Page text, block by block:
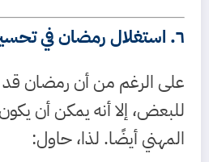
٦. استغلال رمضان في تحسين الجانب المهني
على الرغم من أن رمضان
للبعض، إلا أنه يمكن أن
المهني أيضًا. لذا، حاول: